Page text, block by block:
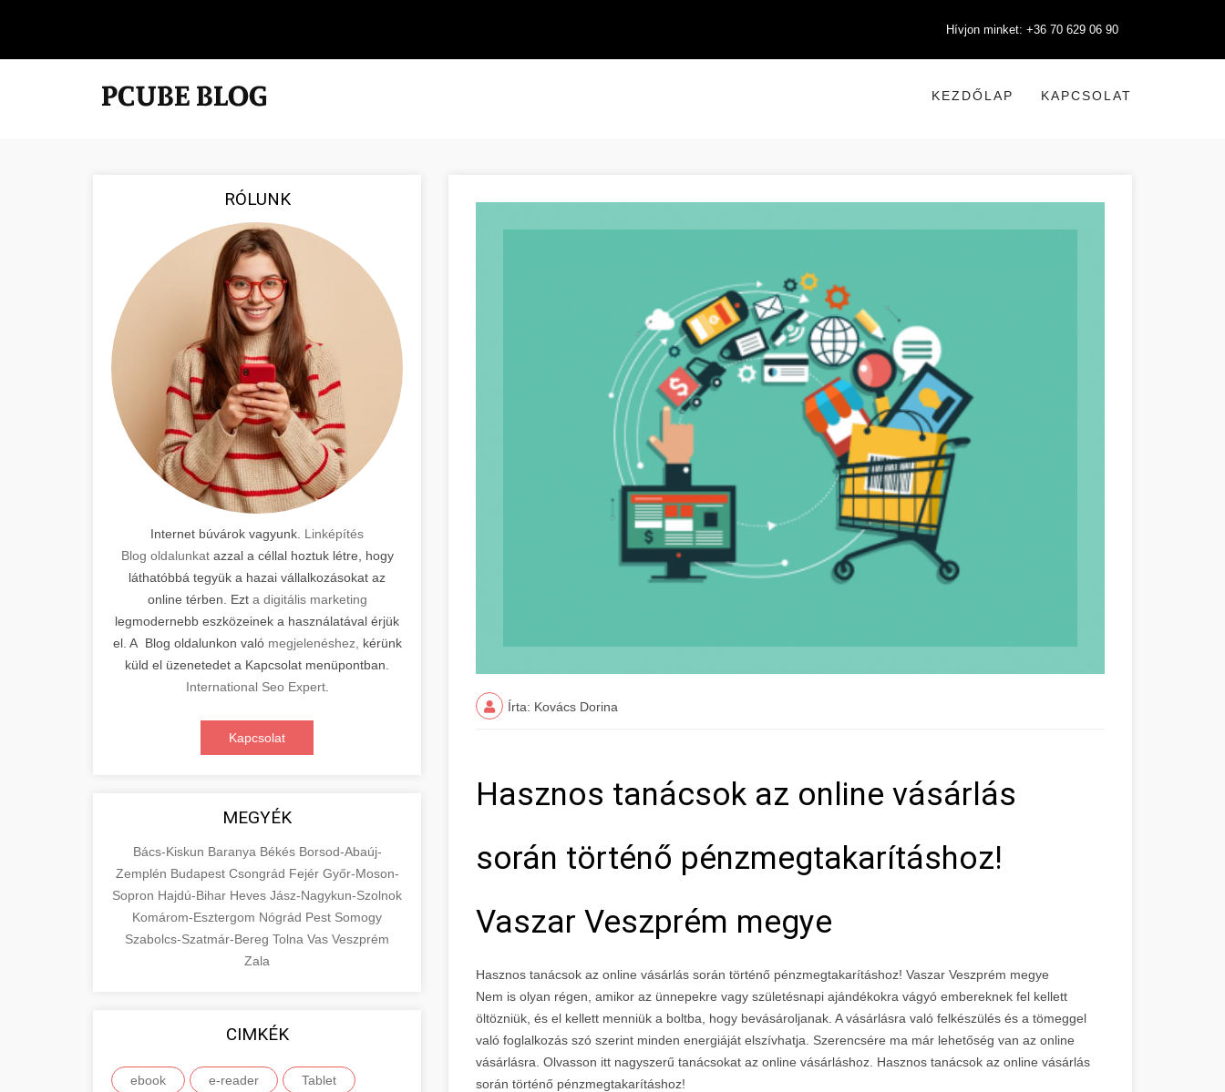
Hívjon minket: +36 70 629 06 90
KEZDŐLAP KAPCSOLAT
RÓLUNK
Internet búvárok vagyunk. Linképítés
Blog oldalunkatazzal a céllal hoztuk létre, hogy
láthatóbbá tegyük a hazai vállalkozásokat az
online térben. Ezt a digitális marketing
legmodernebb eszközeinek a használatával érjük
el. A Blog oldalunkon való megjelenéshez,
kérünk
küld el üzenetedet a Kapcsolat menüpontban.
International Seo Expert.
Kapcsolat
MEGYÉK
Bács-Kiskun Baranya Békés Borsod-Abaúj-
Zemplén Budapest Csongrád Fejér Győr-Moson-
Sopron Hajdú-Bihar Heves Jász-Nagykun-Szolnok
Komárom-Esztergom Nógrád Pest Somogy
Szabolcs-Szatmár-Bereg Tolna Vas Veszprém
Zala
CIMKÉK
ebook e-reader Tablet
Írta: Kovács Dorina
Hasznos tanácsok az online vásárlás
során történő pénzmegtakarításhoz!
Vaszar Veszprém megye
Hasznos tanácsok az online vásárlás során történő pénzmegtakarításhoz! Vaszar Veszprém megye
Nem is olyan régen, amikor az ünnepekre vagy születésnapi ajándékokra vágyó embereknek fel kellett
öltözniük, és el kellett menniük a boltba, hogy bevásároljanak. A vásárlásra való felkészülés és a tömeggel
való foglalkozás szó szerint minden energiáját elszívhatja. Szerencsére ma már lehetőség van az online
vásárlásra. Olvasson itt nagyszerű tanácsokat az online vásárláshoz. Hasznos tanácsok az online vásárlás
során történő pénzmegtakarításhoz!